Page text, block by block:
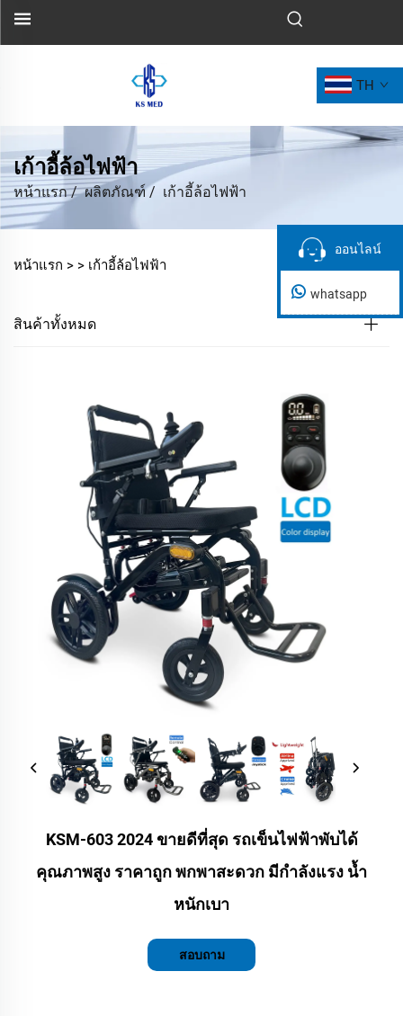
TH
เก้าอี้ล้อไฟฟ้า
หน้าแรก/ผลิตภัณฑ์/ เก้าอี้ล้อไฟฟ้า
หน้าแรก > > เก้าอี้ล้อไฟฟ้า
สินค้าทั้งหมด
KSM-603 2024 ขายดีที่สุด รถเข็นไฟฟ้าพับได้
คุณภาพสูง ราคาถูก พกพาสะดวก มีกำลังแรง น้ำ
หนักเบา
สอบถาม
ออนไลน์
ออนไลน์
whatsapp